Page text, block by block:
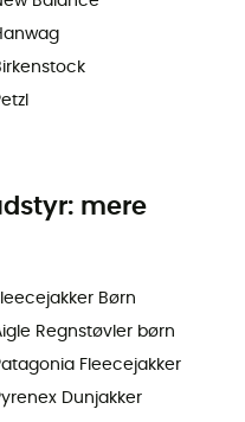
mere
Børn
Regnstøvler børn
Fleecejakker
Dunjakker